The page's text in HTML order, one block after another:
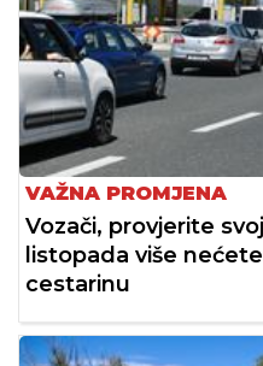
VAŽNA PROMJENA
Vozači, provjerite
listopada više
cestarinu